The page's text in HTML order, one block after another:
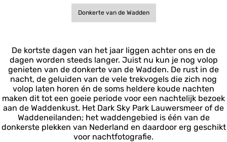
Donkerte van de Wadden
De kortste dagen van het jaar liggen achter ons en de
dagen worden steeds langer. Juist nu kun je nog volop
genieten van de donkerte van de Wadden. De rust in de
nacht, de geluiden van de vele trekvogels die zich nog
volop laten horen én de soms heldere koude nachten
maken dit tot een goeie periode voor een nachtelijk bezoek
aan de Waddenkust. Het Dark Sky Park Lauwersmeer of de
Waddeneilanden; het waddengebied is één van de
donkerste plekken van Nederland en daardoor erg geschikt
voor nachtfotografie.